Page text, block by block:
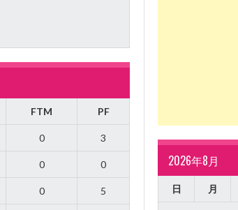
FTM PF
0 3
0 0
0 5
2026年8月
日 月